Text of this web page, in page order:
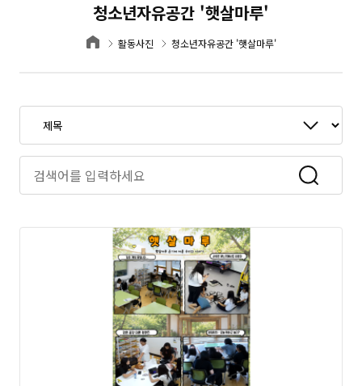
청소년자유공간 '햇살마루'
활동사진 청소년자유공간 '햇살마루'